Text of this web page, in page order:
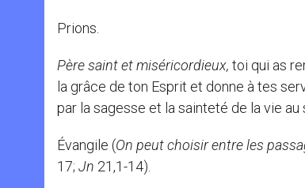
Prions.
Père saint et miséricordieux, toi qui as
la grâce de ton Esprit et donne à tes
par la sagesse et la sainteté de la vie
Évangile (On peut choisir entre les
17; Jn 21,1-14).